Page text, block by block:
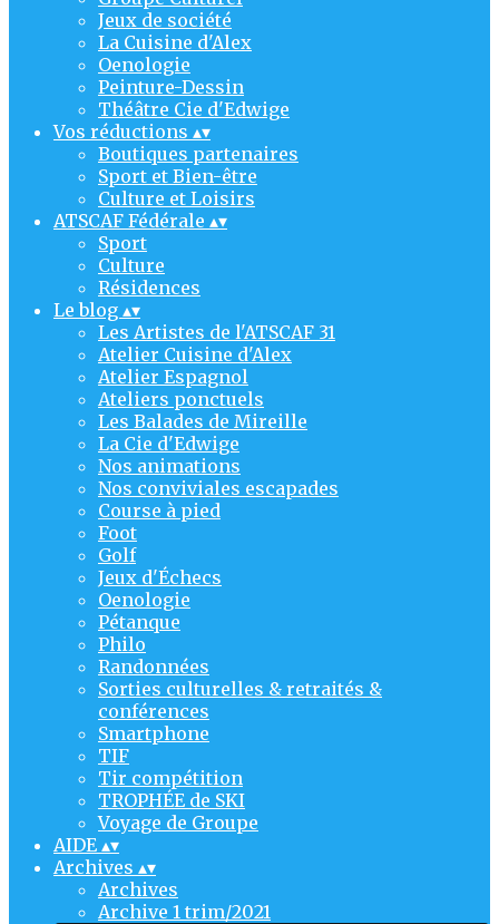
Jeux de société
La Cuisine d'Alex
Oenologie
Peinture-Dessin
Théâtre Cie d'Edwige
Vos réductions ▴▾
Boutiques partenaires
Sport et Bien-être
Culture et Loisirs
ATSCAF Fédérale ▴▾
Sport
Culture
Résidences
Le blog ▴▾
Les Artistes de l'ATSCAF 31
Atelier Cuisine d'Alex
Atelier Espagnol
Ateliers ponctuels
Les Balades de Mireille
La Cie d'Edwige
Nos animations
Nos conviviales escapades
Course à pied
Foot
Golf
Jeux d'Échecs
Oenologie
Pétanque
Philo
Randonnées
Sorties culturelles & retraités &
conférences
Smartphone
TIF
Tir compétition
TROPHÉE de SKI
Voyage de Groupe
AIDE ▴▾
Archives ▴▾
Archives
Archive 1 trim/2021